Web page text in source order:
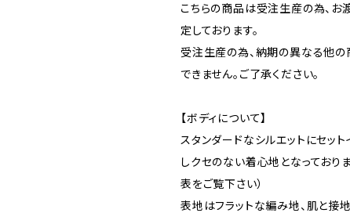
こちらの商品は受注生産の為、
定しております。
受注生産の為、納期の異なる他
できません。ご了承ください。
【ボディについて】
スタンダードなシルエットにセッ
しクセのない着心地となっており
表をご覧下さい）
表地はフラットな編み地、肌と接